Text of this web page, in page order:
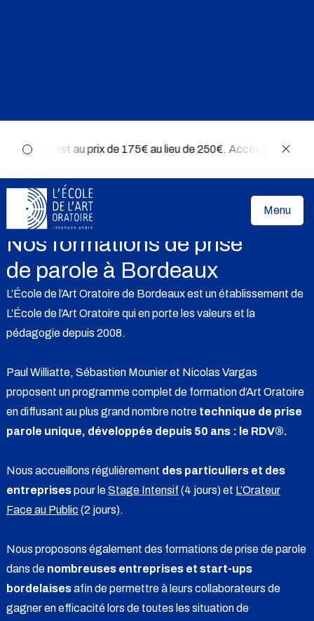
Learning est au prix de 175€ au lieu de 250€. Accès pour 6
Menu
NOS FORMATIONS DE PRISE DE PAROLE À BORDEAUX
Nos formations de prise
de parole à Bordeaux
L’École de l’Art Oratoire de Bordeaux est un établissement de
L’École de l’Art Oratoire qui en porte les valeurs et la
pédagogie depuis 2008.
Paul Williatte, Sébastien Mounier et Nicolas Vargas
proposent un programme complet de formation d’Art Oratoire
en diffusant au plus grand nombre notre technique de prise
parole unique, développée depuis 50 ans : le RDV®.
Nous accueillons régulièrement des particuliers et des
entreprisespour leStage Intensif (4 jours) et L’Orateur
Face au Public (2 jours).
Nous proposons également des formations de prise de parole
dans de nombreuses entreprises et start-ups
bordelaisesafin de permettre à leurs collaborateurs de
gagner en efficacité lors de toutes les situation de